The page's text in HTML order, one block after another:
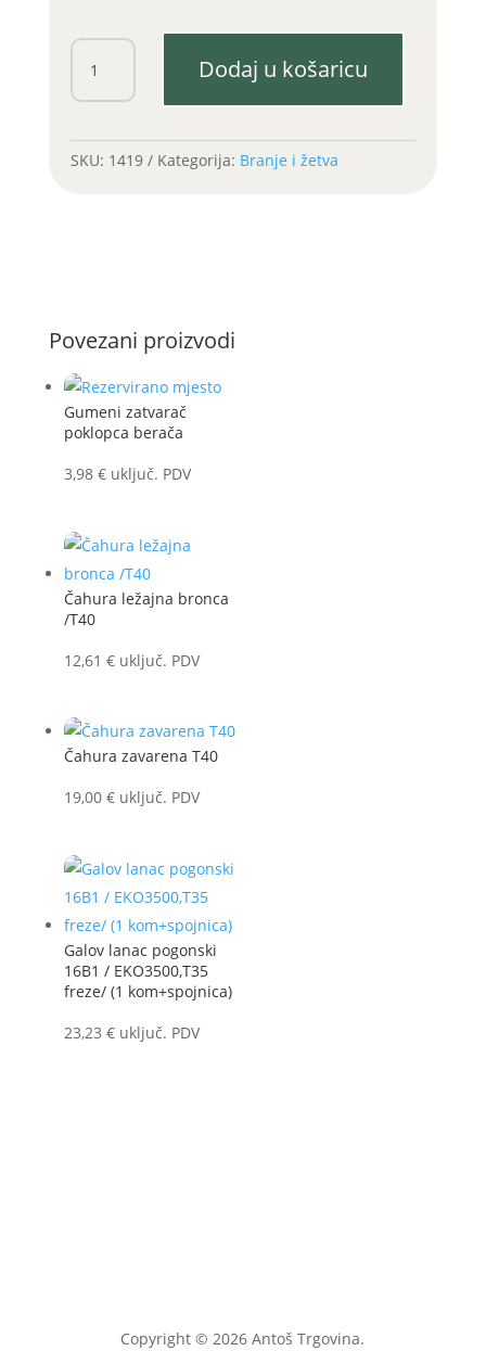
Vratilo
željeznog
Dodaj u košaricu
SKU: 1419 Kategorija: Branje i žetva
Povezani proizvodi
Gumeni zatvarač
poklopca berača
3,98 € uključ. PDV
Čahura ležajna bronca
/T40
12,61 € uključ. PDV
Čahura zavarena T40
19,00 € uključ. PDV
Galov lanac pogonski
16B1 / EKO3500,T35
freze/ (1 kom+spojnica)
23,23 € uključ. PDV
Copyright © 2026 Antoš Trgovina.